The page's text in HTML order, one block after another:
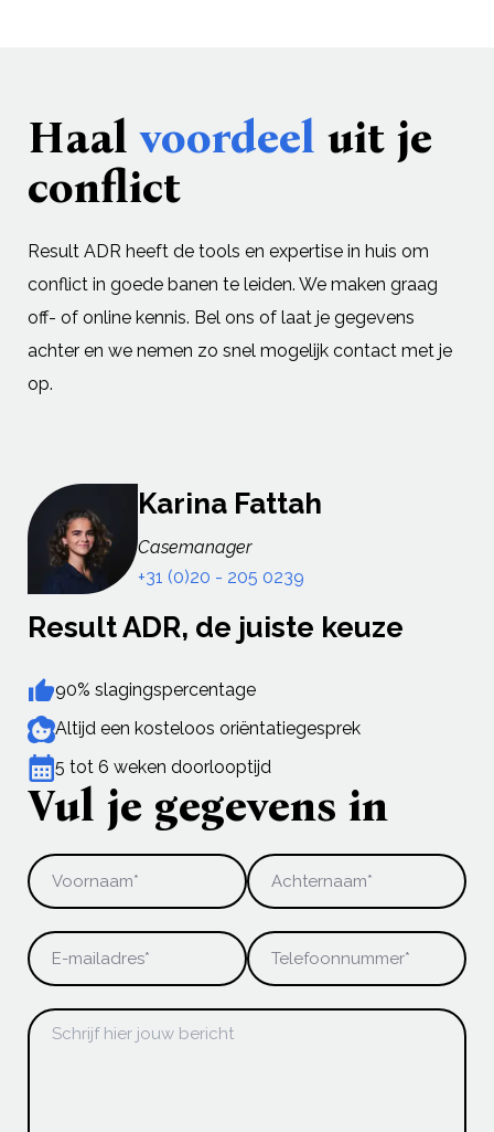
Haalvoordeel uit je
conflict
Result ADR heeft de tools en expertise in huis om
conflict in goede banen te leiden. We maken graag
off- of online kennis. Bel ons of laat je gegevens
achter en we nemen zo snel mogelijk contact met je
op.
Karina Fattah
Casemanager
+31 (0)20 - 205 0239
Result ADR, de juiste keuze
90% slagingspercentage
Altijd een kosteloos oriëntatiegesprek
5 tot 6 weken doorlooptijd
Vul je gegevens in
Voornaam Achternaam
E-mailadres Telefoonnummer
Bericht